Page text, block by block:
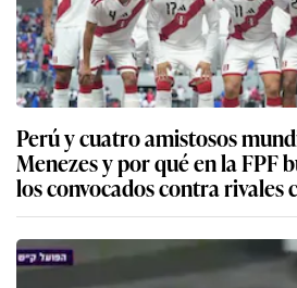
Perú y cuatro amistosos
Menezes y por qué en la FPF
los convocados contra rivales